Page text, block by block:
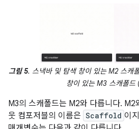
그림 5. 스낵바 및 탐색 창이 있는 M2 스캐
창이 있는 M3 스캐폴드
M3의 스캐폴드는 M2와 다릅니다. M2
웃 컴포저블의 이름은 Scaffold 이